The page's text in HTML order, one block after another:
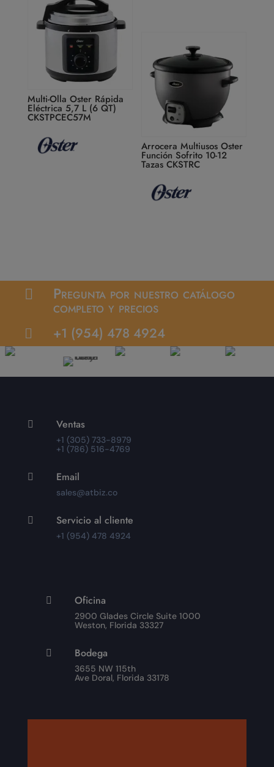
Multi-Olla Oster Rápida
Eléctrica 5,7 L (6 QT)
CKSTPCEC57M
Arrocera Multiusos Oster
Función Sofrito 10-12
Tazas CKSTRC
 Pregunta por nuestro catálogo
completo y precios
 +1 (954) 478 4924
 Ventas
+1 (305) 733-8979
+1 (786) 516-4769
 Email
sales@atbiz.co
 Servicio al cliente
+1 (954) 478 4924
 Oficina
2900 Glades Circle Suite 1000
Weston, Florida 33327
 Bodega
3655 NW 115th
Ave Doral, Florida 33178